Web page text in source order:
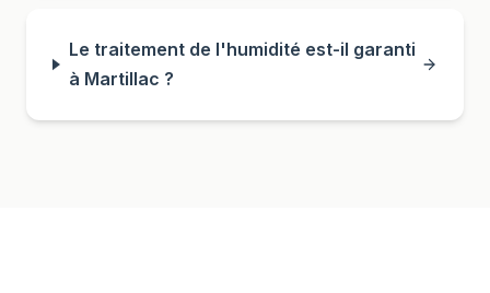
Le traitement de l'humidité est-il garanti
à Martillac ?